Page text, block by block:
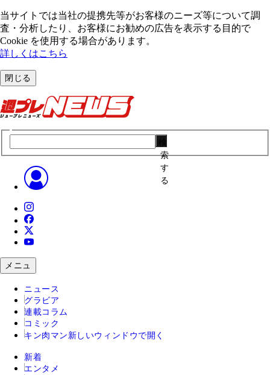
当サイトでは当社の提携先等がお客様のニーズ等について調
査・分析したり、お客様にお勧めの広告を表⽰する⽬的で
Cookie を使⽤する場合があります。
詳しくはこちら
閉じる
索
す
る
メニュ
ニュース
グラビア
連載コラム
コミック
キン肉マン 新しいウィンドウで開く
新着
エンタメ